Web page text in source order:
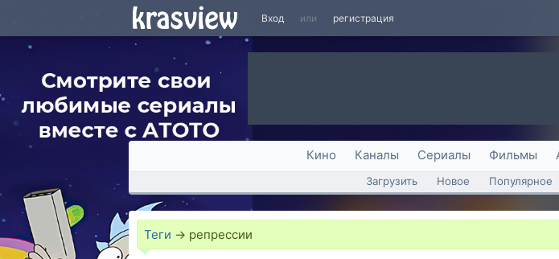
Вход или регистрация
Кино Каналы Сериалы Фильмы
Загрузить Новое Популярное
Теги → репрессии